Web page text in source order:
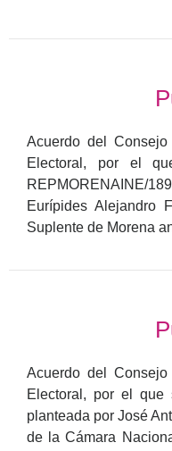
Acuerdo del
Electoral, por el
Eurípides Alejandro
Suplente de Morena
Acuerdo del
Electoral, por el que
planteada por José
de la Cámara